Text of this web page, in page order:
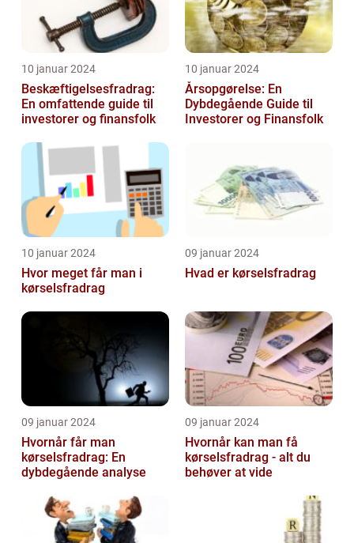
10 januar 2024
Beskæftigelsesfradrag:
En omfattende guide til
investorer og finansfolk
10 januar 2024
Årsopgørelse: En
Dybdegående Guide til
Investorer og Finansfolk
10 januar 2024
Hvor meget får man i
kørselsfradrag
09 januar 2024
Hvad er kørselsfradrag
09 januar 2024
Hvornår får man
kørselsfradrag: En
dybdegående analyse
09 januar 2024
Hvornår kan man få
kørselsfradrag - alt du
behøver at vide